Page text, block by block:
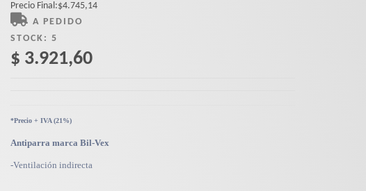
Precio Final:$4.745,14
A PEDIDO
STOCK:5
$ 3.921,60
*Precio + IVA (21%)
Antiparra marca Bil-Vex
-Ventilación indirecta